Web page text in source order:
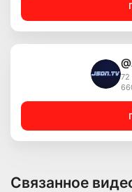
72
Связанное